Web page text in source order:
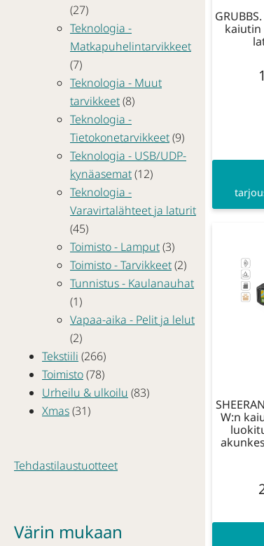
(27)
Teknologia -
Matkapuhelintarvikkeet
(7)
Teknologia - Muut
tarvikkeet(8)
Teknologia -
Tietokonetarvikkeet(9)
Teknologia - USB/UDP-
kynäasemat(12)
Teknologia -
Varavirtalähteet ja laturit
(45)
Toimisto - Lamput(3)
Toimisto - Tarvikkeet(2)
Tunnistus - Kaulanauhat
(1)
Vapaa-aika - Pelit ja lelut
(2)
Tekstiili (266)
Toimisto(78)
Urheilu & ulkoilu (83)
Xmas(31)
Tehdastilaustuotteet
Värin mukaan
W:n